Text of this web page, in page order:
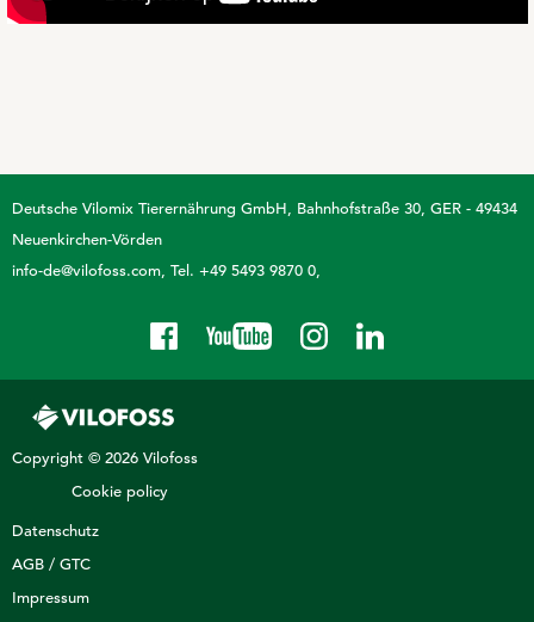
Deutsche Vilomix Tierernährung GmbH Bahnhofstraße 30, GER - 49434
Neuenkirchen-Vörden
info-de@vilofoss.com Tel. +49 5493 9870 0
Copyright © 2026 Vilofoss
Cookie policy
Datenschutz
AGB / GTC
Impressum